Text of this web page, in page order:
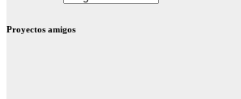
Proyectos amigos